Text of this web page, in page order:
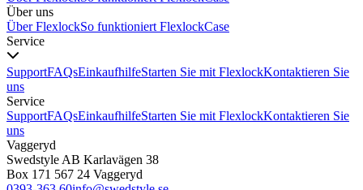
Über uns
Über FlexlockSo funktioniert FlexlockCase
Service
SupportFAQsEinkaufhilfeStarten Sie mit FlexlockKontaktieren Sie
uns
Service
SupportFAQsEinkaufhilfeStarten Sie mit FlexlockKontaktieren Sie
uns
Vaggeryd
Swedstyle AB Karlavägen 38
Box 171 567 24 Vaggeryd